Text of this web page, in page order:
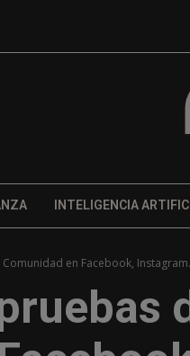
INTELIGENCIA
en Facebook,